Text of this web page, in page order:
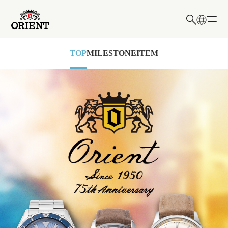
検索キーワード入力
TOPMILESTONEITEM